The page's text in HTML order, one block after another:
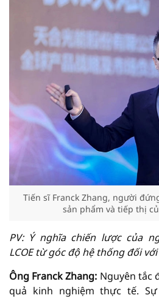
Tiến sĩ Franck Zhang, người
sản phẩm và tiếp thị
PV: Ý nghĩa chiến lược của
LCOE từ góc độ hệ thống đối
Ông Franck Zhang: Nguyên tắc
quả kinh nghiệm thực tế.